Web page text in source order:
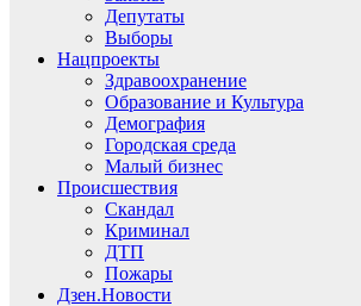
Депутаты
Выборы
Нацпроекты
Здравоохранение
Образование и Культура
Демография
Городская среда
Малый бизнес
Происшествия
Скандал
Криминал
ДТП
Пожары
Дзен.Новости